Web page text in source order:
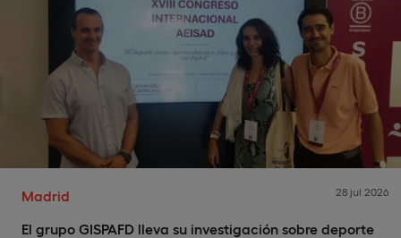
Madrid
El grupo GISPAFD lleva su investigación sobre deporte
28 jul 2026